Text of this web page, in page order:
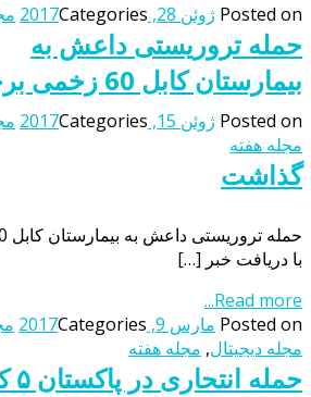
Posted on ژوئن 28, 2017 Categories
Posted on ژوئن 15, 2017 Categories
مجله هفته
حمله تروریستی داعش به
بیمارستان کابل 60
گذاشت
با دریافت خبر […]
Read more...
Posted on مارس 9, 2017 Categories
مجله دیجیتال, مجله هفته
حمله انتحاری در پاکستان ۵ کشته برجا گذاشت